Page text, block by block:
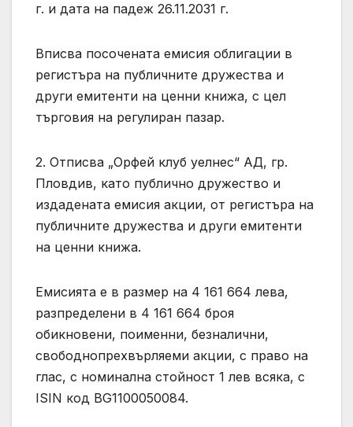
г. и дата на падеж 26.11.2031 г.
Вписва посочената емисия облигации в
регистъра на публичните дружества и
други емитенти на ценни книжа, с цел
търговия на регулиран пазар.
2. Отписва „Орфей клуб уелнес“ АД, гр.
Пловдив, като публично дружество и
издадената емисия акции, от регистъра на
публичните дружества и други емитенти
на ценни книжа.
Емисията е в размер на 4 161 664 лева,
разпределени в 4 161 664 броя
обикновени, поименни, безналични,
свободнопрехвърляеми акции, с право на
глас, с номинална стойност 1 лев всяка, с
ISIN код BG1100050084.